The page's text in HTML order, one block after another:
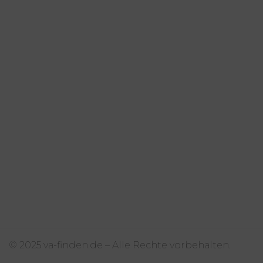
© 2025 va-finden.de – Alle Rechte vorbehalten.